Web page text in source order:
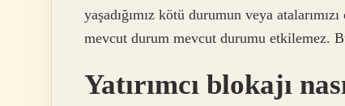
yaşadığımız kötü durumun veya
mevcut durum mevcut durumu etkilemez.
Yatırımcı blokajı